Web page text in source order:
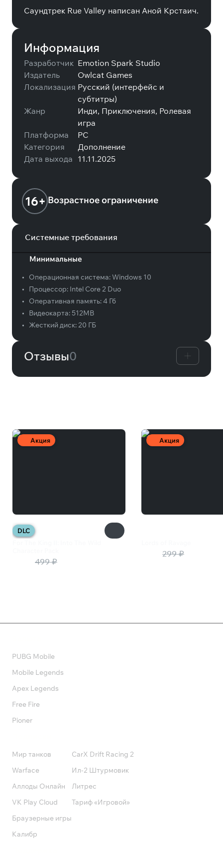
Саундтрек Rue Valley написан Аной Крстаич.
Информация
Разработчик Emotion Spark Studio
Издатель
Owlcat Games
Локализация Русский (интерфейс и
субтитры)
Жанр
Инди, Приключения, Ролевая
игра
Платформа
PC
Категория
Дополнение
Дата выхода 11.11.2025
16+ Возрастное ограничение
Системные требования
Минимальные
• Операционная система:Windows 10
•
Процессор: Intel Core 2 Duo
•
Оперативная память:4 Гб
•
Видеокарта: 512MB
•
Жесткий диск:20 ГБ
Отзывы0
Акция
DLC
499 ₽
Акция
299 ₽
PUBG Mobile
Mobile Legends
Apex Legends
Free Fire
Pioner
Мир танков
Warface
Аллоды Онлайн
VK Play Cloud
Браузерные игры
Калибр
CarX Drift Racing 2
Ил-2 Штурмовик
Литрес
Тариф «Игровой»